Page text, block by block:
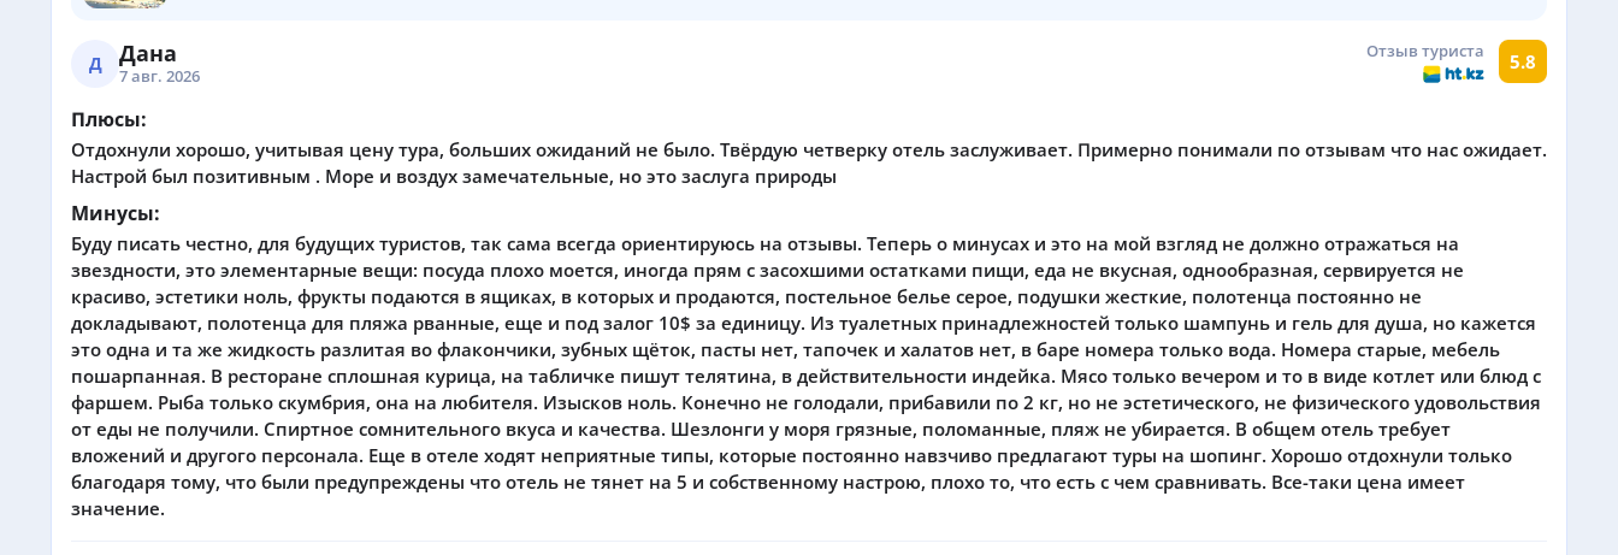
Д Дана
7 авг. 2026
Отзыв туриста 5.8
Плюсы:
Отдохнули хорошо, учитывая цену тура, больших ожиданий не было. Твёрдую четверку отель заслуживает. Примерно понимали по отзывам что нас ожидает.
Настрой был позитивным . Море и воздух замечательные, но это заслуга природы
Минусы:
Буду писать честно, для будущих туристов, так сама всегда ориентируюсь на отзывы. Теперь о минусах и это на мой взгляд не должно отражаться на
звездности, это элементарные вещи: посуда плохо моется, иногда прям с засохшими остатками пищи, еда не вкусная, однообразная, сервируется не
красиво, эстетики ноль, фрукты подаются в ящиках, в которых и продаются, постельное белье серое, подушки жесткие, полотенца постоянно не
докладывают, полотенца для пляжа рванные, еще и под залог 10$ за единицу. Из туалетных принадлежностей только шампунь и гель для душа, но кажется
это одна и та же жидкость разлитая во флакончики, зубных щёток, пасты нет, тапочек и халатов нет, в баре номера только вода. Номера старые, мебель
пошарпанная. В ресторане сплошная курица, на табличке пишут телятина, в действительности индейка. Мясо только вечером и то в виде котлет или блюд с
фаршем. Рыба только скумбрия, она на любителя. Изысков ноль. Конечно не голодали, прибавили по 2 кг, но не эстетического, не физического удовольствия
от еды не получили. Спиртное сомнительного вкуса и качества. Шезлонги у моря грязные, поломанные, пляж не убирается. В общем отель требует
вложений и другого персонала. Еще в отеле ходят неприятные типы, которые постоянно навзчиво предлагают туры на шопинг. Хорошо отдохнули только
благодаря тому, что были предупреждены что отель не тянет на 5 и собственному настрою, плохо то, что есть с чем сравнивать. Все-таки цена имеет
значение.